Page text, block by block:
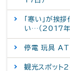
「寒い」が挨
い…（2017
停電 玩具
観光スポット